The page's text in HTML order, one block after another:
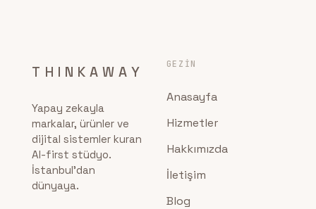
THINKAWAY
Yapay zekayla
markalar, ürünler ve
dijital sistemler kuran
AI-first stüdyo.
İstanbul'dan
dünyaya.
GEZIN
Anasayfa
Hizmetler
Hakkımızda
İletişim
Blog